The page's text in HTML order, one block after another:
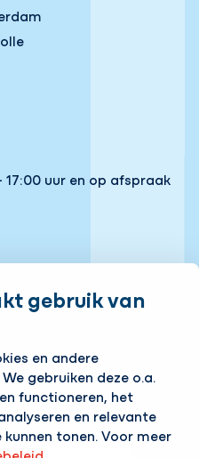
gebruik van
en andere
gebruiken deze o.a.
functioneren, het
en relevante
tonen. Voor meer
uur en op afspraak
laatste nieuws?
in je mailbox!